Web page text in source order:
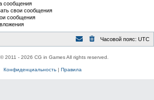
сообщения
свои сообщения
сообщения
Часовой пояс: UTC
2011 - 2026 CG in Games All rights reserved.
Конфиденциальность| Правила